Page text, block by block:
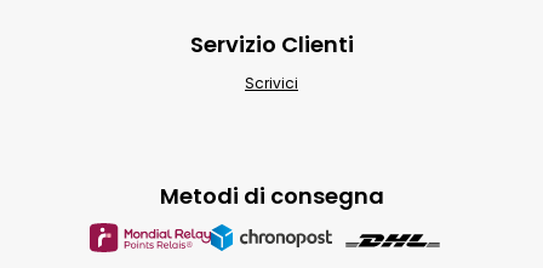
Metodi di consegna
Servizio Clienti
Scrivici